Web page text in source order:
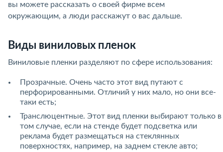
вы можете рассказать о своей фирме всем
окружающим, а люди расскажут о вас дальше.
Виды виниловых пленок
Виниловые пленки разделяют по сфере использования:
Прозрачные. Очень часто этот вид путают с
перфорированными. Отличий у них мало, но они все-
таки есть;
Транслюцентные. Этот вид пленки выбирают только в
том случае, если на стенде будет подсветка или
реклама будет размещаться на стеклянных
поверхностях, например, на заднем стекле авто;